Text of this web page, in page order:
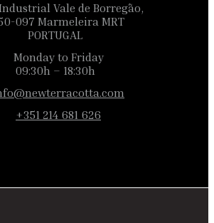
Vale de Borregão,
097 Marmeleira MRT
PORTUGAL
Monday to Friday
09:30h – 18:30h
+351 214 681 626